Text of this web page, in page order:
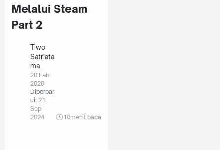
Melalui Steam
Part 2
Tiwo
Satriata
ma
20 Feb
2020
Diperbar
ui: 21
Sep
2024
10menit baca